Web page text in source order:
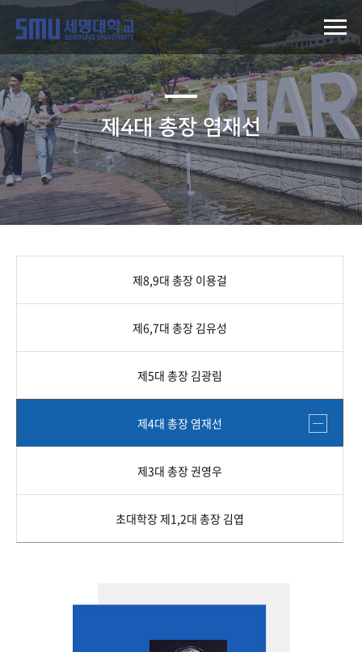
제4대 총장 염재선
제8,9대 총장 이용걸
제6,7대 총장 김유성
제5대 총장 김광림
제4대 총장 염재선
제3대 총장 권영우
초대학장 제1,2대 총장 김엽